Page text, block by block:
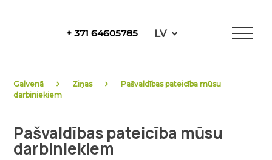
+ 371 64605785 LV
Galvenā Ziņas
Pašvaldības pateicība mūsu
darbiniekiem
Pašvaldības pateicība mūsu
darbiniekiem